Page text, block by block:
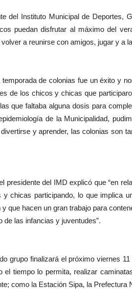
del Instituto Municipal de Deportes,
puedan disfrutar al máximo del
a reunirse con amigos, jugar y a
temporada de colonias fue un éxito y
de los chicos y chicas que
que faltaba alguna dosis para
de la Municipalidad,
y aprender, las colonias son
presidente del IMD explicó que “en
y chicas participando, lo que implica
y que hacen un gran trabajo para
de las infancias y juventudes”.
grupo finalizará el próximo viernes
el tiempo lo permita, realizar
como la Estación Sipa, la Prefectura